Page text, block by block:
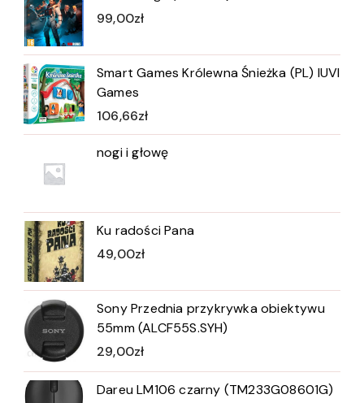
99,00zł
Smart Games Królewna Śnieżka (PL) IUVI
Games
106,66zł
nogi i głowę
Ku radości Pana
49,00zł
Sony Przednia przykrywka obiektywu
55mm (ALCF55S.SYH)
29,00zł
Dareu LM106 czarny (TM233G08601G)